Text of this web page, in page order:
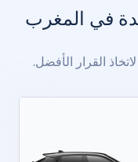
في المغرب
القرار الأفضل.